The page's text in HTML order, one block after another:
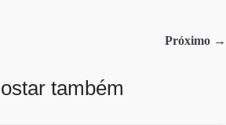
Próximo →
também